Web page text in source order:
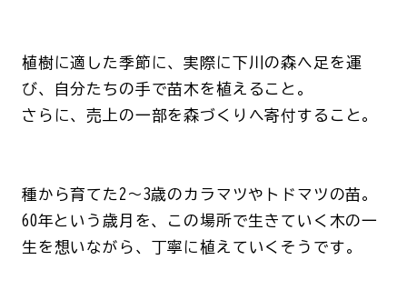
植樹に適した季節に、実際に下川の森へ足を運
び、自分たちの手で苗木を植えること。
さらに、売上の一部を森づくりへ寄付すること。
種から育てた2～3歳のカラマツやトドマツの苗。
60年という歳月を、この場所で生きていく木の一
生を想いながら、丁寧に植えていくそうです。